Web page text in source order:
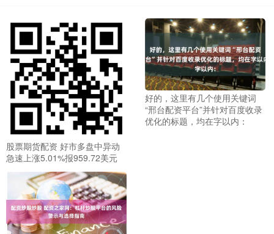
股票期货配资 好市多盘中异动
急速上涨5.01%报959.72美元
好的，这里有几个使用关键词
“邢台配资平台”并针对百度收录
优化的标题，均在字以内：